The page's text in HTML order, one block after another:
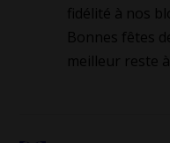
fidélité à nos
Bonnes fêtes
meilleur reste